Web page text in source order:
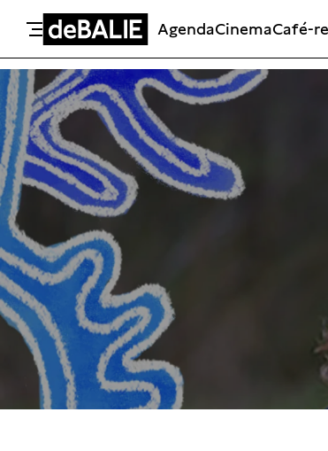
Meteen naar de content
De Balie
AgendaCinemaCafé-
VR 21